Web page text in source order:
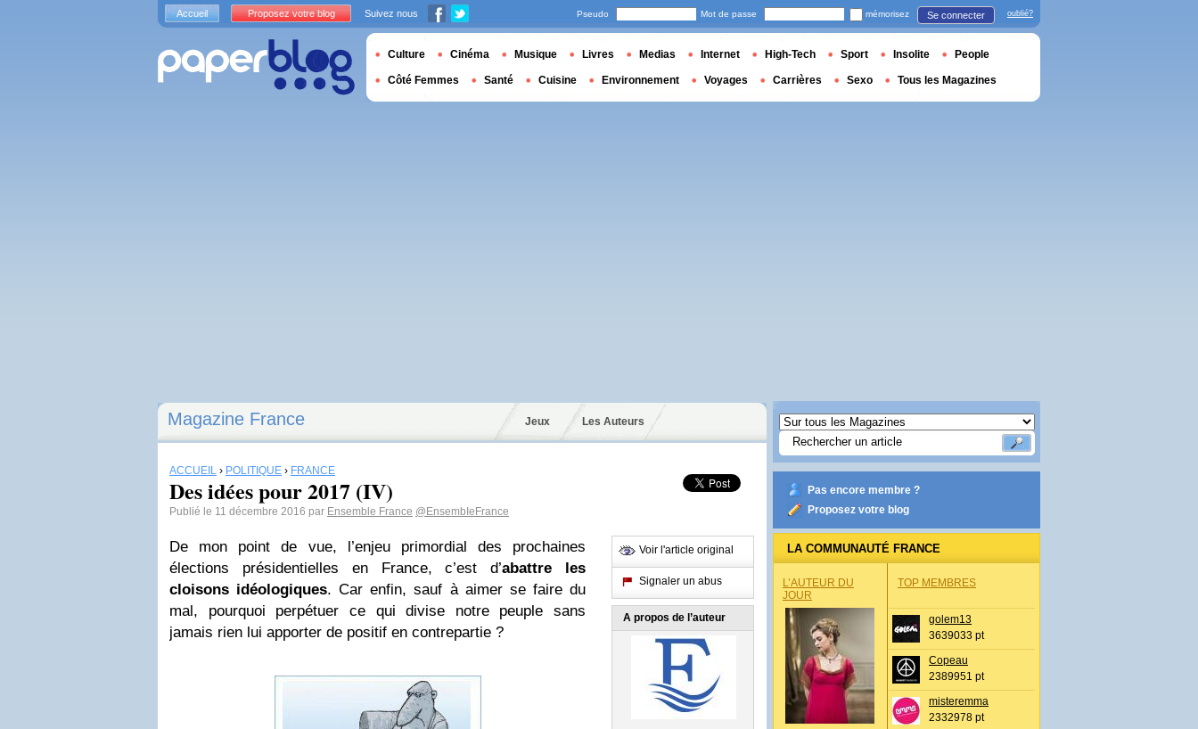
Magazine France Jeux Les Auteurs
ACCUEIL › POLITIQUE › FRANCE
Des idées pour 2017 (IV)
Publié le 11 décembre 2016 par Ensemble France @EnsembIeFrance
De mon point de vue, l’enjeu primordial des prochaines
élections présidentielles en France, c’est d’abattre les
cloisons idéologiques. Car enfin, sauf à aimer se faire du
mal, pourquoi perpétuer ce qui divise notre peuple sans
jamais rien lui apporter de positif en contrepartie ?
Voir l'article original
Signaler un abus
A propos de l’auteur
Pas encore membre ?
Proposez votre blog
LA COMMUNAUTÉ FRANCE
L’AUTEUR DU
JOUR
TOP MEMBRES
golem13
3639033 pt
Copeau
2389951 pt
misteremma
2332978 pt
Accueil Proposez votre blog Suivez nous Pseudo Mot de passe mémorisez Se connecter oublié?
Culture Cinéma Musique Livres Medias Internet High-Tech Sport Insolite People
Côté Femmes Santé Cuisine Environnement Voyages Carrières Sexo Tous les Magazines